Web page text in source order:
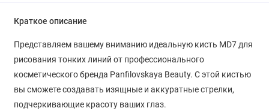
Краткое описание
Представляем вашему вниманию идеальную кисть MD7 для
рисования тонких линий от профессионального
косметического бренда Panfilovskaya Beauty. С этой кистью
вы сможете создавать изящные и аккуратные стрелки,
подчеркивающие красоту ваших глаз.